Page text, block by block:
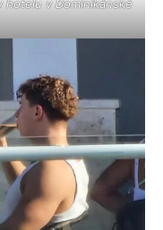
v Dominikánské